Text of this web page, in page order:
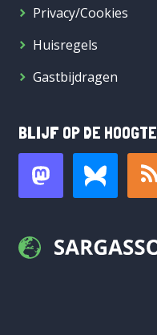
Privacy/Cookies
Huisregels
Gastbijdragen
BLIJF OP DE HOOGTE